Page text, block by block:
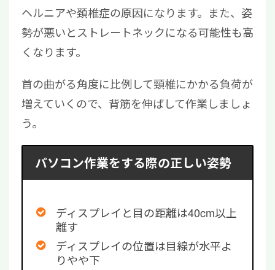
ヘルニアや頚椎症の原因になります。また、姿
勢が悪いとストレートネックになる可能性も高
くなります。
首の曲がる角度に比例して頸椎にかかる負荷が
増えていくので、背筋を伸ばして作業しましょ
う。
パソコン作業をする際の正しい姿勢
ディスプレイと目の距離は40cm以上
離す
ディスプレイの位置は目線が水平よ
りやや下